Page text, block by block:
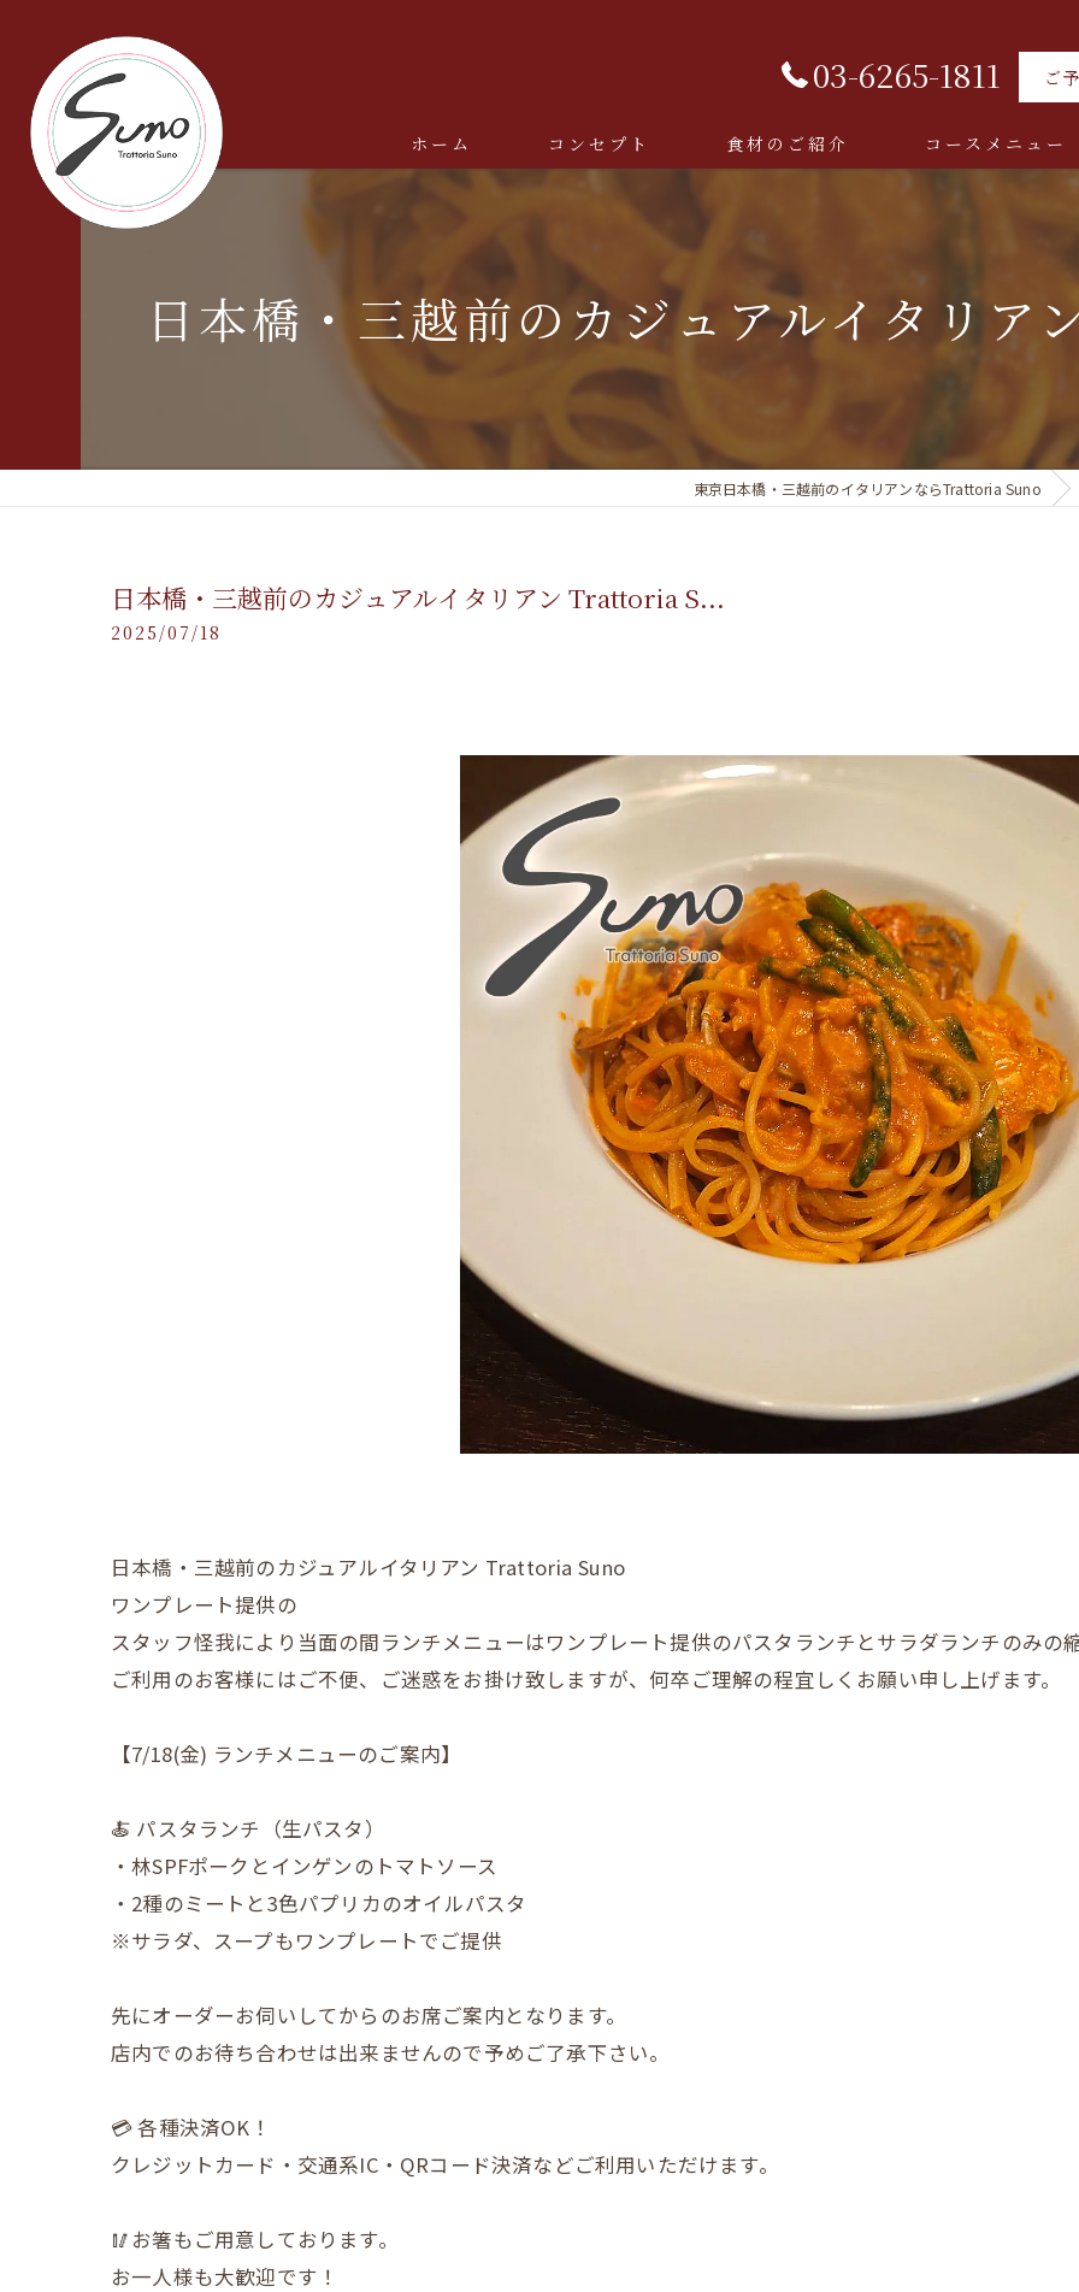
03-6265-1811 ご
ホーム コンセプト 食材のご紹介 コースメニュー
日本橋・三越前のカジュアルイタリ
東京日本橋・三越前のイタリアンならTrattoria Suno
日本橋・三越前のカジュアルイタリアン Trattoria S...
2025/07/18
日本橋・三越前のカジュアルイタリアン Trattoria Suno
ワンプレート提供の
スタッフ怪我により当面の間ランチメニューはワンプレート提供のパスタランチとサラダランチのみの
ご利用のお客様にはご不便、ご迷惑をお掛け致しますが、何卒ご理解の程宜しくお願い申し上げます。
【7/18(金) ランチメニューのご案内】
🍝 パスタランチ（生パスタ）
・林SPFポークとインゲンのトマトソース
・2種のミートと3色パプリカのオイルパスタ
※サラダ、スープもワンプレートでご提供
先にオーダーお伺いしてからのお席ご案内となります。
店内でのお待ち合わせは出来ませんので予めご了承下さい。
💳 各種決済OK！
クレジットカード・交通系IC・QRコード決済などご利用いただけます。
🥢お箸もご用意しております。
お一人様も大歓迎です！